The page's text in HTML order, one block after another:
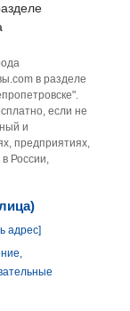
в разделе
если не
и
предприятиях,
России,
адрес]